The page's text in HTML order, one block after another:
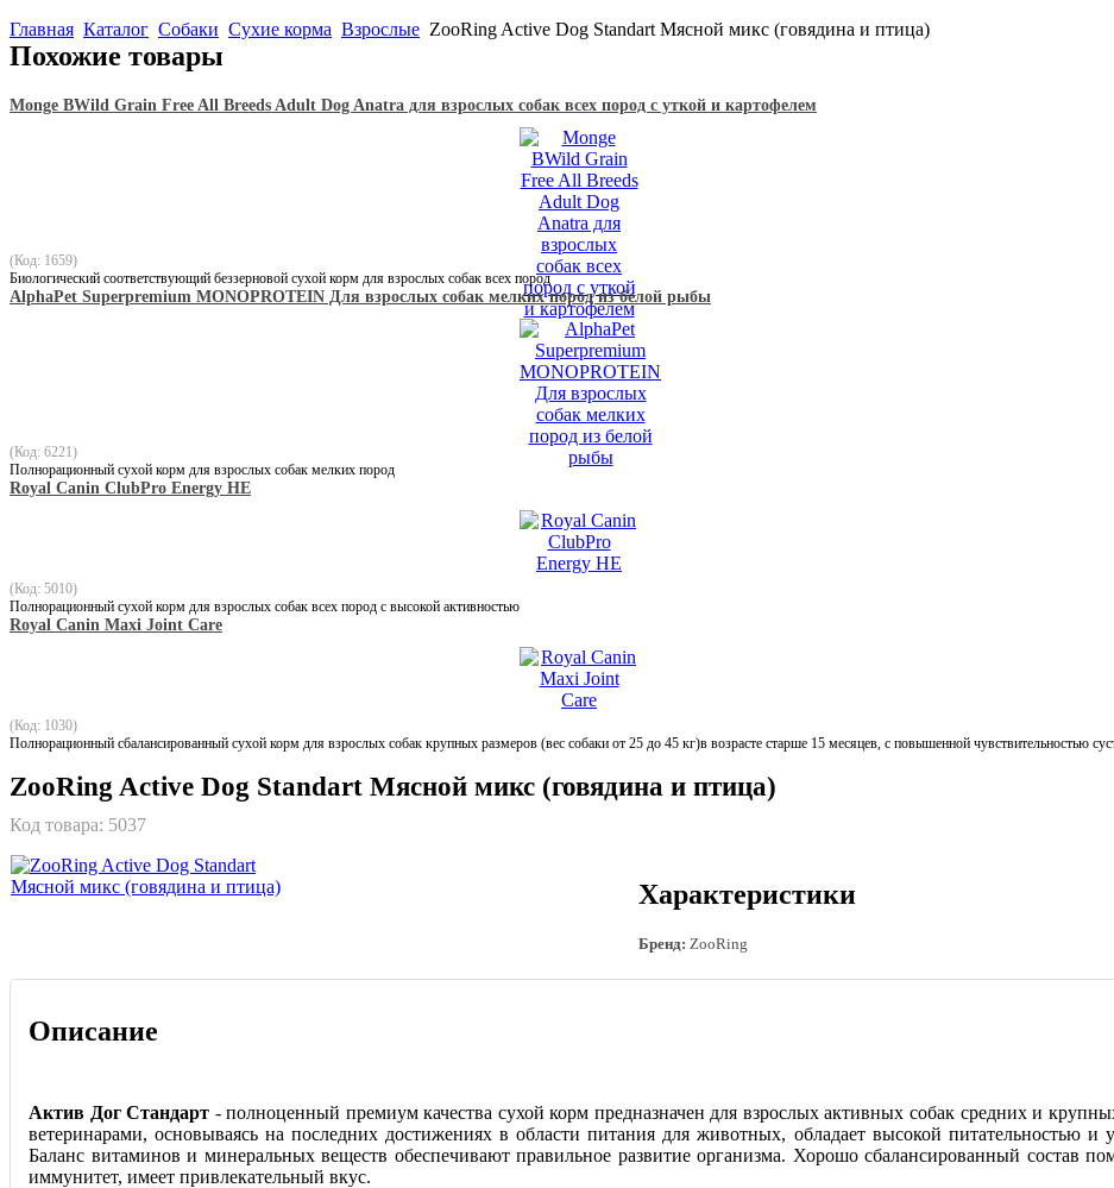
Главная Каталог Собаки Сухие корма Взрослые ZooRing Active Dog Standart Мясной микс (говядина и птица)
Похожие товары
Monge BWild Grain Free All Breeds Adult Dog Anatra для взрослых собак всех пород с уткой и картофелем
(Код: 1659)
Биологический соответствующий беззерновой сухой корм для взрослых собак всех пород
AlphaPet Superpremium MONOPROTEIN Для взрослых собак мелких пород из белой рыбы
(Код: 6221)
Полнорационный сухой корм для взрослых собак мелких пород
Royal Canin ClubPro Energy HE
(Код: 5010)
Полнорационный сухой корм для взрослых собак всех пород с высокой активностью
Royal Canin Maxi Joint Care
(Код: 1030)
Полнорационный сбалансированный сухой корм для взрослых собак крупных размеров (вес собаки от 25 до 45 кг)в возрасте старше 15 месяцев, с повышенной чувствительностью
ZooRing Active Dog Standart Мясной микс (говядина и птица)
Код товара: 5037
Характеристики
Бренд: ZooRing
Описание
Актив Дог Стандарт - полноценный премиум качества сухой корм предназначен для взрослых активных собак средних и
ветеринарами, основываясь на последних достижениях в области питания для животных, обладает высокой питательностью и
Баланс витаминов и минеральных веществ обеспечивают правильное развитие организма. Хорошо сбалансированный состав
иммунитет, имеет привлекательный вкус.